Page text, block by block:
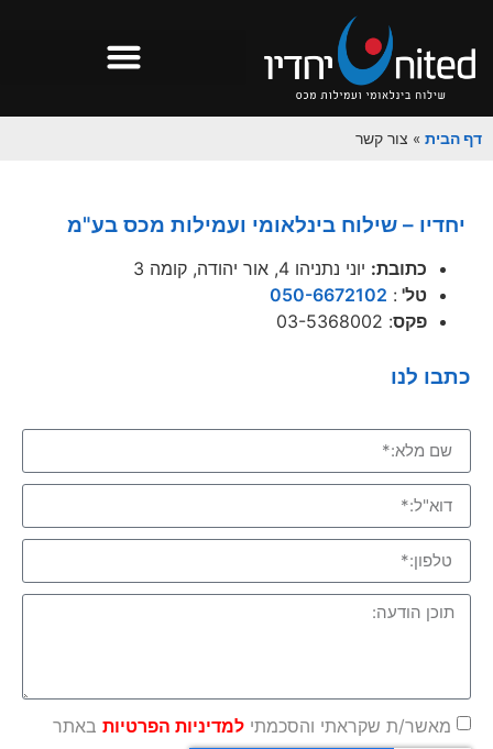
דף הבית » צור קשר
יחדיו – שילוח בינלאומי ועמילות מכס בע"מ
כתובת: יוני נתניהו 4, אור יהודה, קומה 3
טל' :
050-6672102
פקס: 03-5368002
כתבו לנו
מאשר/ת שקראתי והסכמתי למדיניות הפרטיות באתר